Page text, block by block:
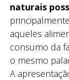
naturais
aqueles
consumo da
o mesmo
A